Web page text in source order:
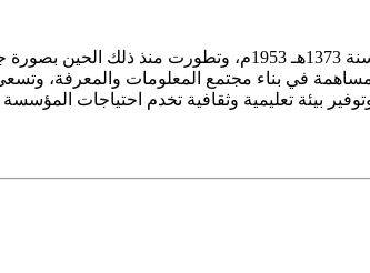
في بناء مجتمع المعلومات والمعرفة،
بيئة تعليمية وثقافية تخدم احتياجات